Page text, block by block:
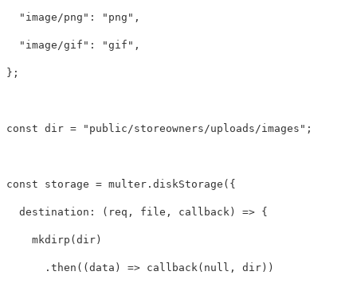
" image/png " : " png " ,
" image/gif " : "gif " ,
};
const dir = " public/storeowners/uploads/images " ;
const storage = multer . diskStorage ({
destination : ( req , file , callback ) => {
mkdirp (dir)
. then ((data ) => callback ( null , dir))